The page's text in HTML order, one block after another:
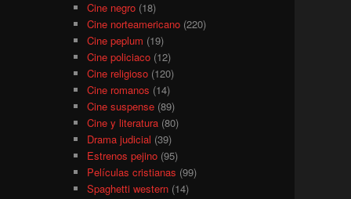
Cine negro(18)
Cine norteamericano(220)
Cine peplum (19)
Cine policiaco(12)
Cine religioso(120)
Cine romanos (14)
Cine suspense(89)
Cine y literatura(80)
Drama judicial (39)
Estrenos pejino(95)
Películas cristianas (99)
Spaghetti western(14)